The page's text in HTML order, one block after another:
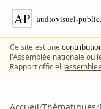
Aller au contenu
Ce site est une
l'Assemblée nationale ou
Rapport officiel :